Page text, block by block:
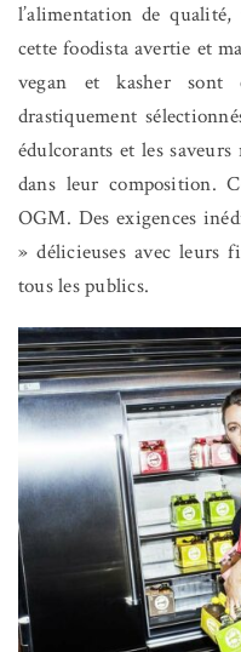
l’alimentation de
cette foodista avertie et
vegan et kasher sont
drastiquement
édulcorants et les
dans leur composition.
OGM. Des exigences
» délicieuses avec leurs
tous les publics.